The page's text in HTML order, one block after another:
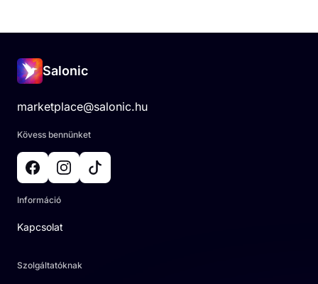
Salonic
marketplace@salonic.hu
Kövess bennünket
Információ
Kapcsolat
Szolgáltatóknak